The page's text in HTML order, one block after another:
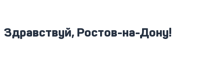
Здравствуй, Ростов-на-Дону!